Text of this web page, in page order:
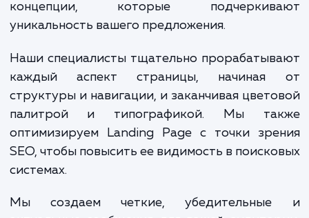
Когда вы обращаетесь к нам для
Landing Page, мы начинаем с анализа
бизнеса, аудитории и целей.
конкурентов и потребности
аудитории, мы создаем
уникальность вашего предложения.